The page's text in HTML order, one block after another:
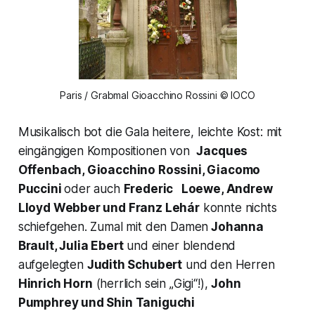
Paris / Grabmal Gioacchino Rossini © IOCO
Musikalisch bot die Gala heitere, leichte Kost: mit
eingängigen Kompositionen vonJacques
Offenbach, Gioacchino Rossini, Giacomo
Puccinioder auch Frederic Loewe, Andrew
Lloyd Webber und Franz Lehárkonnte nichts
schiefgehen. Zumal mit den Damen Johanna
Brault, Julia Ebertund einer blendend
aufgelegten Judith Schubert und den Herren
Hinrich Horn (herrlich sein „Gigi“!),John
Pumphrey und Shin Taniguchi